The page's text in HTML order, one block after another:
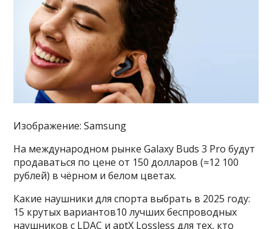
Изображение: Samsung
На международном рынке Galaxy Buds 3 Pro будут
продаваться по цене от 150 долларов (≈12 100
рублей) в чёрном и белом цветах.
Какие наушники для спорта выбрать в 2025 году:
15 крутых вариантов10 лучших беспроводных
наушников с LDAC и aptX Lossless для тех, кто